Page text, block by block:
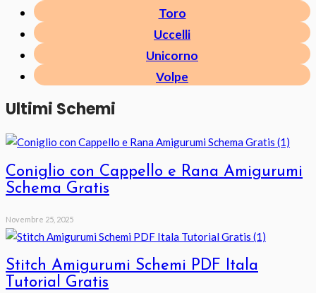
Toro
Uccelli
Unicorno
Volpe
Ultimi Schemi
Coniglio con Cappello e Rana Amigurumi
Schema Gratis
Novembre 25, 2025
Stitch Amigurumi Schemi PDF Itala
Tutorial Gratis